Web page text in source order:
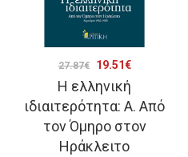
Η ελληνική
ιδιαιτερότητα: Α. Από
τον Όμηρο στον
Ηράκλειτο
27.87€
Original
price
was:
27.87€.
19.51€Η
τρέχουσα
τιμή
είναι: